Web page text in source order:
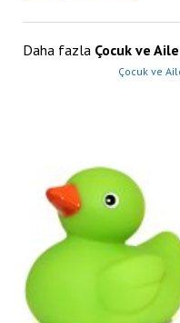
Daha fazla Çocuk ve Aile
Çocuk ve